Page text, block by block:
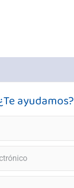
ayudamos?